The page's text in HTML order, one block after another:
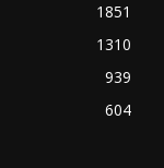
1851
1310
939
604